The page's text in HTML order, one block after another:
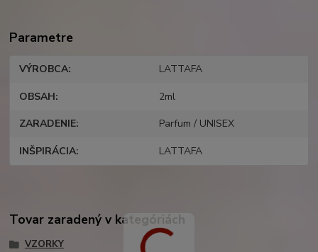
Parametre
VÝROBCA LATTAFA
OBSAH 2ml
ZARADENIE Parfum / UNISEX
INŠPIRÁCIA LATTAFA
Tovar zaradený v kategóriách
VZORKY